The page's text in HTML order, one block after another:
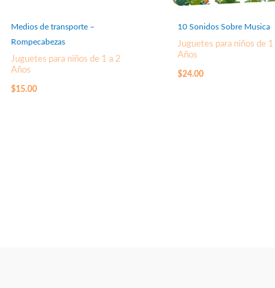
Medios de transporte –
Rompecabezas
Juguetes para niños de 1 a 2
Años
$15.00
10 Sonidos Sobre Musica
Juguetes para niños de 1
Años
$24.00